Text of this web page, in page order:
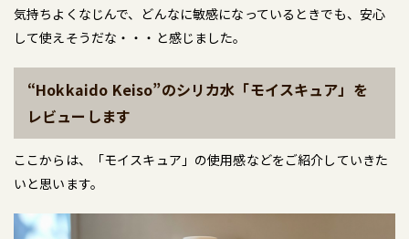
気持ちよくなじんで、どんなに敏感になっているときでも、安心
して使えそうだな・・・と感じました。
“Hokkaido Keiso”のシリカ水「モイスキュア」を
レビューします
ここからは、「モイスキュア」の使用感などをご紹介していきた
いと思います。